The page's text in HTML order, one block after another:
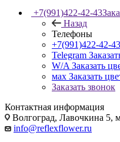
+7(991)422-42-43
Назад
Телефоны
+7(991)422-42-43
Telegram
W/A Заказать
мах Заказать
Заказать звонок
Контактная информация
Волгоград, Лавочкина 5,
info@reflexflower.ru